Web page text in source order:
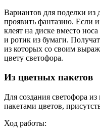
Вариантов для поделки из
проявить фантазию. Если
клеят на диске вместо
и ротик из бумаги.
из которых со своим
цвету светофора.
Из цветных пакетов
Для создания светофора
пакетами цветов,
Ход работы: